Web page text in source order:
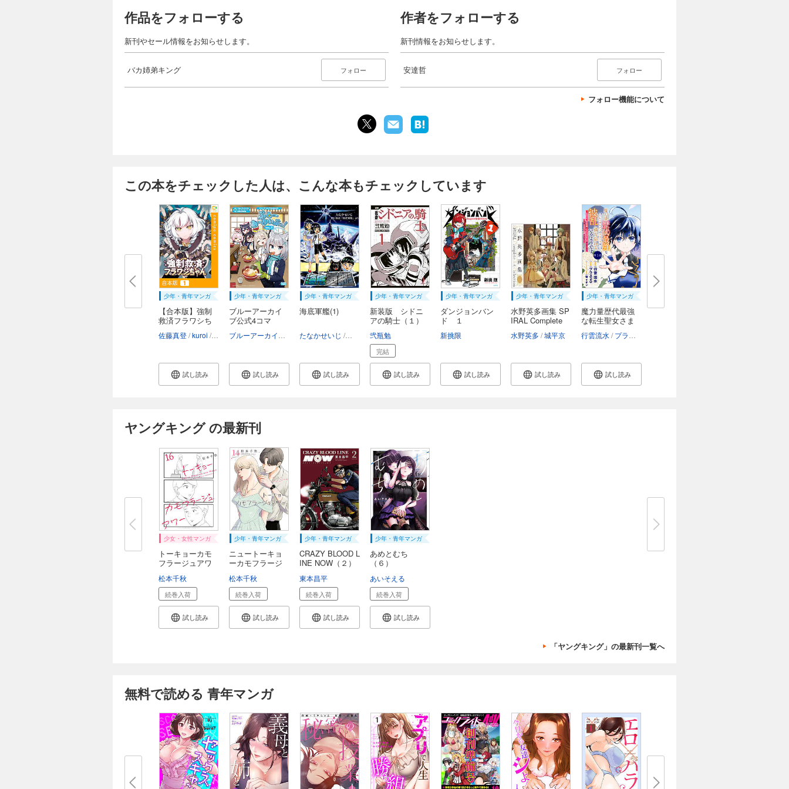
作品をフォローする
新刊やセール情報をお知らせします。
バカ姉弟キング フォロー
作者をフォローする
新刊情報をお知らせします。
安達哲 フォロー
フォロー機能について
この本をチェックした人は、こんな本もチェックしています
少年・青年マンガ
【合本版】強制
救済フラワシち
佐藤真登 kuroi 星那しほり
試し読み
少年・青年マンガ
ブルーアーカイ
ブ公式4コマ
純粋な不純物
試し読み
少年・青年マンガ
海底軍艦(1)
たなかせいじ 押川春浪
試し読み
少年・青年マンガ
新装版 シドニ
アの騎士（１）
弐瓶勉
完結
試し読み
少年・青年マンガ
ダンジョンバン
ド １
新挑限
試し読み
少年・青年マンガ
水野英多画集 SP
IRAL Complete
水野英多 城平京
試し読み
少年・青年マンガ
魔力量歴代最強
な転生聖女さま
行雲流水 プラス20
試し読み
ヤングキング の最新刊
少女・女性マンガ
トーキョーカモ
フラージュアワ
松本千秋
続巻入荷
試し読み
少年・青年マンガ
ニュートーキョ
ーカモフラージ
松本千秋
続巻入荷
試し読み
少年・青年マンガ
CRAZY BLOOD L
INE NOW（２）
東本昌平
続巻入荷
試し読み
少年・青年マンガ
あめとむち
（６）
あいそえる
続巻入荷
試し読み
「ヤングキング」の最新刊一覧へ
無料で読める 青年マンガ